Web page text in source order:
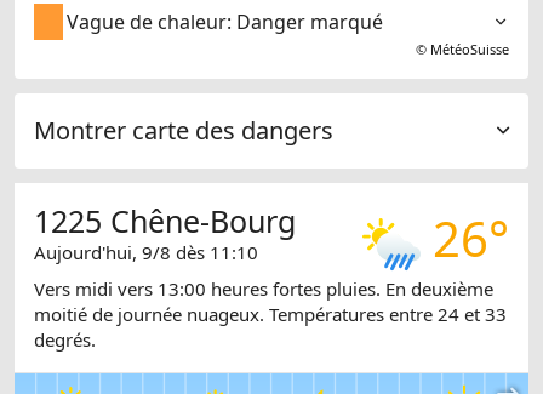
Vague de chaleur: Danger marqué
© MétéoSuisse
Montrer carte des dangers
26°
1225 Chêne-Bourg
Aujourd'hui, 9/8 dès 11:10
Vers midi vers 13:00 heures fortes pluies. En deuxième
moitié de journée nuageux. Températures entre 24 et 33
degrés.